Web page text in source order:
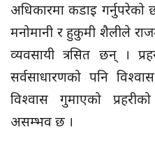
अधिकारमा कडाइ गर्नुपरेको
मनोमानी र हुकुमी शैलीले
व्यवसायी त्रसित छन् ।
सर्वसाधारणको पनि
विश्वास गुमाएको
असम्भव छ ।